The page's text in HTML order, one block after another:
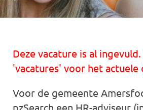
Deze vacature is al
'vacatures' voor het actuele
Voor de gemeente
pzSearch een HR-adviseur